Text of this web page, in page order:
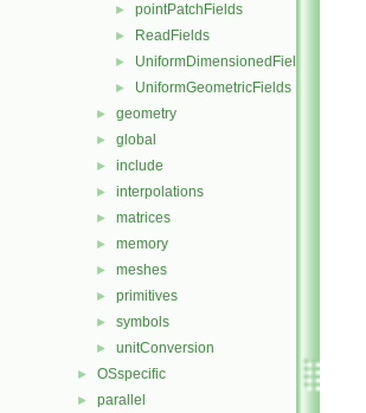
► pointPatchFields
► ReadFields
► UniformDimensionedFields
► UniformGeometricFields
► geometry
► global
► include
► interpolations
► matrices
► memory
► meshes
► primitives
► symbols
► unitConversion
► OSspecific
► parallel